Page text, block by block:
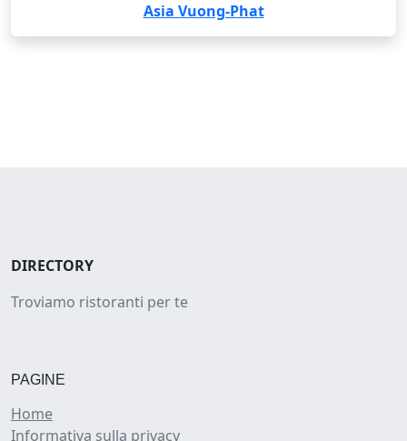
Asia Vuong-Phat
DIRECTORY
Troviamo ristoranti per te
PAGINE
Home
Informativa sulla privacy